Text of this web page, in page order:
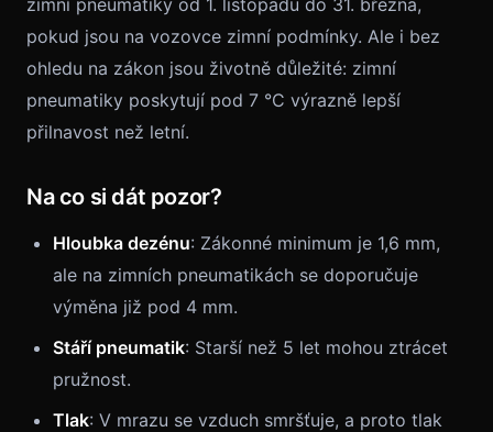
zimní pneumatiky od 1. listopadu do 31. března,
pokud jsou na vozovce zimní podmínky. Ale i bez
ohledu na zákon jsou životně důležité: zimní
pneumatiky poskytují pod 7 °C výrazně lepší
přilnavost než letní.
Na co si dát pozor?
Hloubka dezénu: Zákonné minimum je 1,6 mm,
ale na zimních pneumatikách se doporučuje
výměna již pod 4 mm.
Stáří pneumatik: Starší než 5 let mohou ztrácet
pružnost.
Tlak: V mrazu se vzduch smršťuje, a proto tlak